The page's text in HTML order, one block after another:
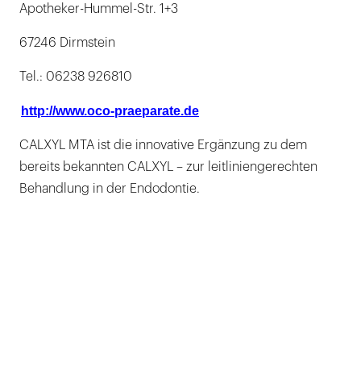
Apotheker-Hummel-Str. 1+3
67246 Dirmstein
Tel.: 06238 926810
http://www.oco-praeparate.de
CALXYL MTA ist die innovative Ergänzung zu dem
bereits bekannten CALXYL – zur leitliniengerechten
Behandlung in der Endodontie.